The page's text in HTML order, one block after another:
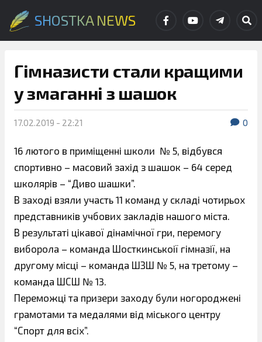
SHOSTKA NEWS
Гімназисти стали кращими
у змаганні з шашок
17.02.2019 - 22:21 0
16 лютого в примiщеннi школи № 5, вiдбувся
спортивно – масовий захiд з шашок – 64 серед
школярiв – “Диво шашки”.
В заходi взяли участь 11 команд у складi чотирьох
представникiв учбових закладiв нашого мiста.
В результатi цiкавої дiнамiчної гри, перемогу
виборола – команда Шосткинськоiї гiмназiї, на
другому мiсцi – команда ШЗШ № 5, на третому –
команда ШСШ № 13.
Переможцi та призери заходу були ногородженi
грамотами та медалями вiд мiського центру
“Спорт для всiх”.